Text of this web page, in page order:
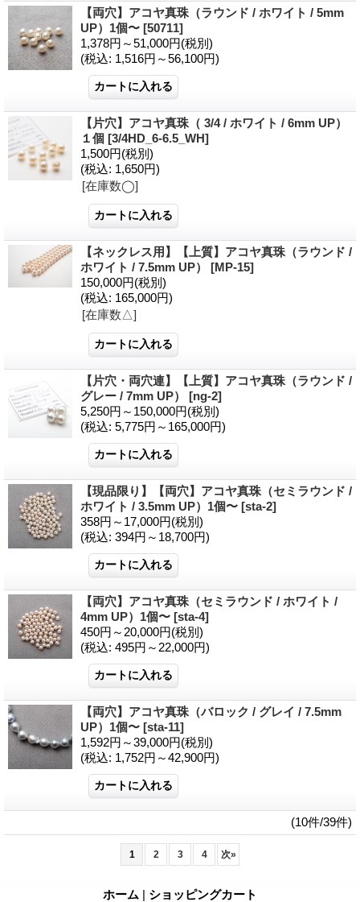
【両穴】アコヤ真珠（ラウンド / ホワイト / 5mm
UP）1個〜 [50711]
1,378円～51,000円(税別)
(税込: 1,516円～56,100円)
【片穴】アコヤ真珠（ 3/4 / ホワイト / 6mm UP）
１個 [3/4HD_6-6.5_WH]
1,500円(税別)
(税込: 1,650円)
[在庫数◯]
【ネックレス用】【上質】アコヤ真珠（ラウンド /
ホワイト / 7.5mm UP） [MP-15]
150,000円(税別)
(税込: 165,000円)
[在庫数△]
【片穴・両穴連】【上質】アコヤ真珠（ラウンド /
グレー / 7mm UP） [ng-2]
5,250円～150,000円(税別)
(税込: 5,775円～165,000円)
【現品限り】【両穴】アコヤ真珠（セミラウンド /
ホワイト / 3.5mm UP）1個〜 [sta-2]
358円～17,000円(税別)
(税込: 394円～18,700円)
【両穴】アコヤ真珠（セミラウンド / ホワイト /
4mm UP）1個〜 [sta-4]
450円～20,000円(税別)
(税込: 495円～22,000円)
【両穴】アコヤ真珠（バロック / グレイ / 7.5mm
UP）1個〜 [sta-11]
1,592円～39,000円(税別)
(税込: 1,752円～42,900円)
(10件/39件)
1 2 3 4 次»
ホーム | ショッピングカート